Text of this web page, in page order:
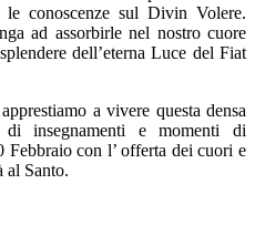
le conoscenze sul Divin Volere.
ad assorbirle nel nostro cuore
dell’eterna Luce del Fiat
a vivere questa densa
insegnamenti e momenti di
Febbraio con l’ offerta dei cuori e
al Santo.